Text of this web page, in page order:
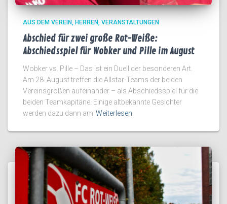
AUS DEM VEREIN HERREN VERANSTALTUNGEN
Abschied für zwei große Rot-Weiße:
Abschiedsspiel für Wobker und Pille im August
Wobker vs. Pille – Das ist ein Duell der besonderen Art.
Am 28. August treffen die Allstar-Teams der beiden
Vereinsgrößen aufeinander – als Abschiedsspiel für die
beiden Teamkapitäne. Einige altbekannte Gesichter
werden dazu dann am Weiterlesen